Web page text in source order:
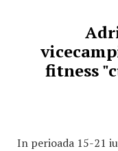
fitness
In perioada 15-21